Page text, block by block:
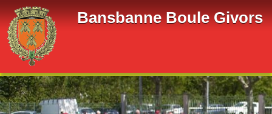
Bansbanne Boule Givors
Panneau de gestion des cookies